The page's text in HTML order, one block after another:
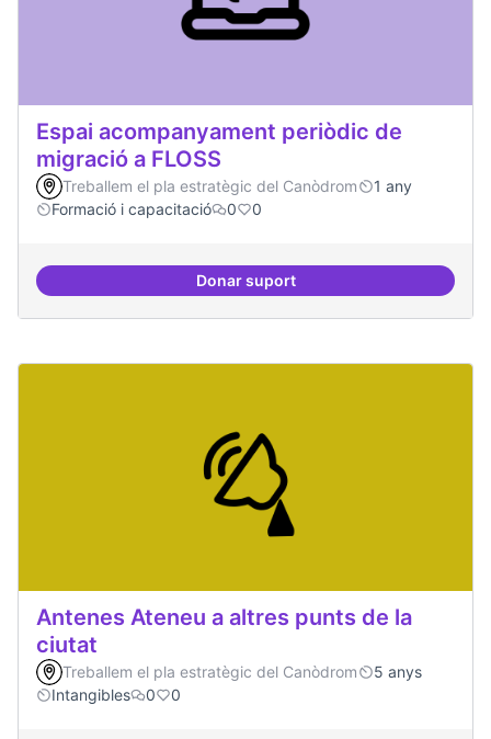
Espai acompanyament periòdic de
migració a FLOSS
Treballem el pla estratègic del Canòdrom
1 any
Formació i capacitació
0 0
Donar suportEspai acompanyament periòdic
Antenes Ateneu a altres punts de la
ciutat
Treballem el pla estratègic del Canòdrom
5 anys
Intangibles
0 0